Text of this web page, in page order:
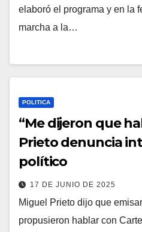
elaboró el programa y en la
marcha a la…
POLITICA
“Me dijeron que
Prieto denuncia
político
17 DE JUNIO DE 2025
Miguel Prieto dijo que
propusieron hablar con